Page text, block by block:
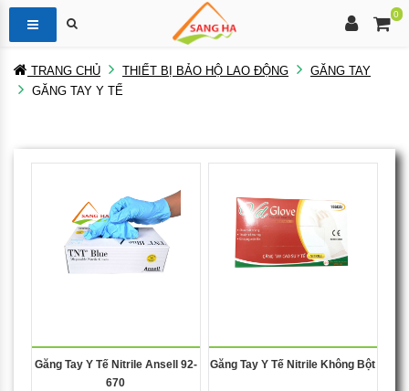
0
TRANG CHỦ THIẾT BỊ BẢO HỘ LAO ĐỘNG
GĂNG TAY
GĂNG TAY Y TẾ
Găng Tay Y Tế Nitrile Ansell 92-
670
Găng Tay Y Tế Nitrile Không Bột